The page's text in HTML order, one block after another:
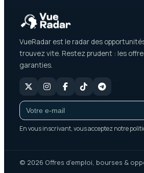
VueRadar est le radar des
trouvez vite. Restez prudent : les
garanties.
En vous inscrivant, vous acceptez notre
© 2026 Offres d’emploi, bourses &